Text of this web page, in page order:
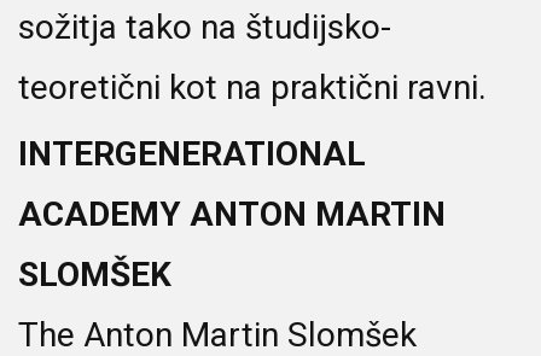
sožitja tako na študijsko-
teoretični kot na praktični ravni.
INTERGENERATIONAL
ACADEMY ANTON MARTIN
SLOMŠEK
The Anton Martin Slomšek